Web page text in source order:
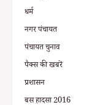
धर्म
नगर पंचायत
पंचायत चुनाव
पैक्स की खबरें
प्रशासन
बस हादसा 2016